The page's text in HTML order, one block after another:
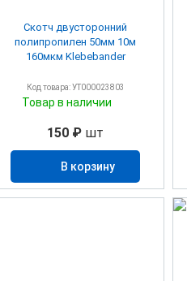
Скотч двусторонний
полипропилен 50мм 10м
160мкм Klebebander
Код товара: УТ000023803
Товар в наличии
150 ₽ шт
В корзину